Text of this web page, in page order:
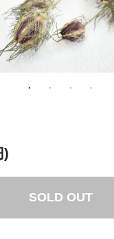
)
SOLD OUT